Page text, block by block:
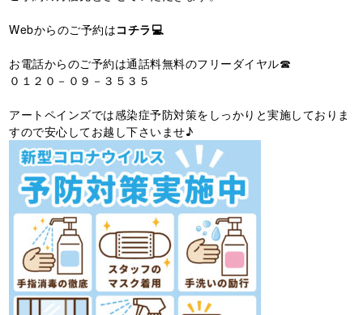
Webからのご予約はコチラ💻
お電話からのご予約は通話料無料のフリーダイヤル☎
０１２０－０９－３５３５
アートペインズでは感染症予防対策をしっかりと実施しておりま
すので安心してお越し下さいませ♪